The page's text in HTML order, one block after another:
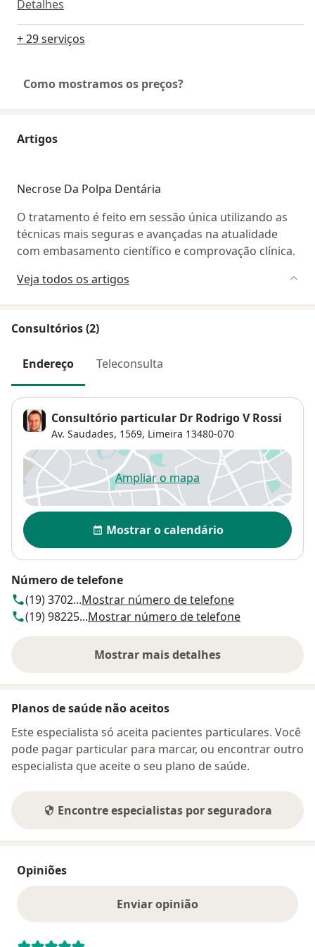
Detalhes
+ 29 serviços
Como mostramos os preços?
Artigos
Necrose Da Polpa Dentária
O tratamento é feito em sessão única utilizando as
técnicas mais seguras e avançadas na atualidade
com embasamento científico e comprovação clínica.
Veja todos os artigos
Consultórios (2)
Endereço Teleconsulta
Consultório particular Dr Rodrigo V Rossi
Av. Saudades, 1569, Limeira 13480-070
Ampliar o mapaabre num novo separador
Disponibilidade
Mostrar o calendário
Número de telefone
(19) 3702...Mostrar número de telefone
(19) 98225...Mostrar número de telefone
Mostrar mais detalhes
sobre o endereço
Planos de saúde não aceitos
Este especialista só aceita pacientes particulares. Você
pode pagar particular para marcar, ou encontrar outro
especialista que aceite o seu plano de saúde.
Encontre especialistas por seguradora
Opiniões
Enviar opinião